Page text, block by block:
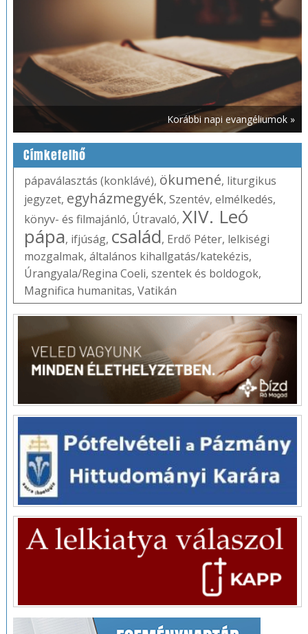
Korábbi napi evangéliumok »
Címkefelhő
pápaválasztás (konklávé), ökumené, liturgikus
jegyzet, egyházmegyék, Szentév, elmélkedés,
könyv- és filmajánló, Útravaló, XIV. Leó
pápa, ifjúság, család, Erdő Péter, lelkiségi
mozgalmak, általános kihallgatás/katekézis,
Úrangyala/Regina Coeli, szentek és boldogok,
Magnifica humanitas, Vatikán